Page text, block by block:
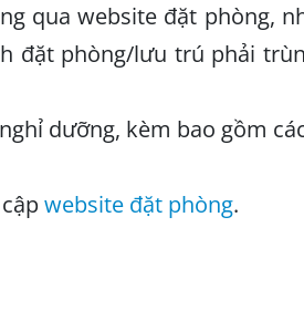
qua website đặt phòng,
đặt phòng/lưu trú phải
dưỡng, kèm bao gồm
website đặt phòng.